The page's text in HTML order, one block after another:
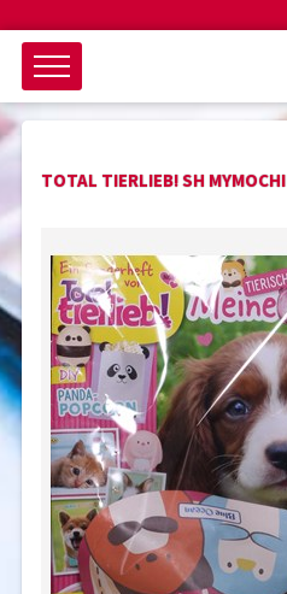
Objektsuche
als ganzes Wort suchen
keine eingestellten Titel
nur Titel im Angebot
TOTAL TIERLIEB! SH MYMOCHI